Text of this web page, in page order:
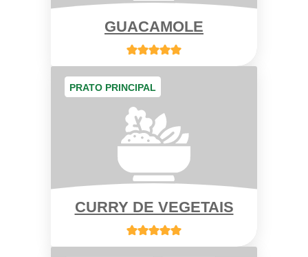
GUACAMOLE
PRATO PRINCIPAL
CURRY DE VEGETAIS